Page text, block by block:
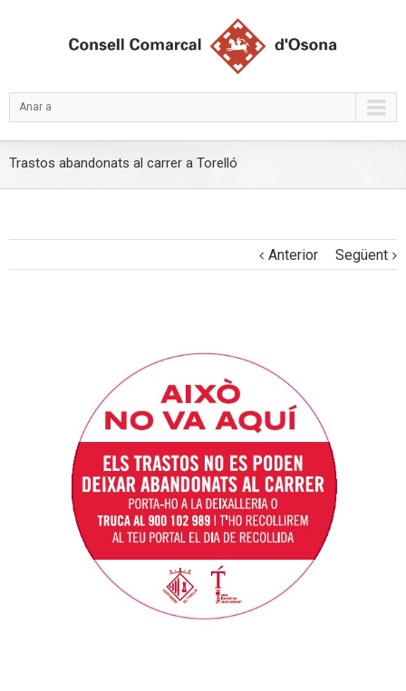
Anar a
Trastos abandonats al carrer a Torelló
Anterior Següent